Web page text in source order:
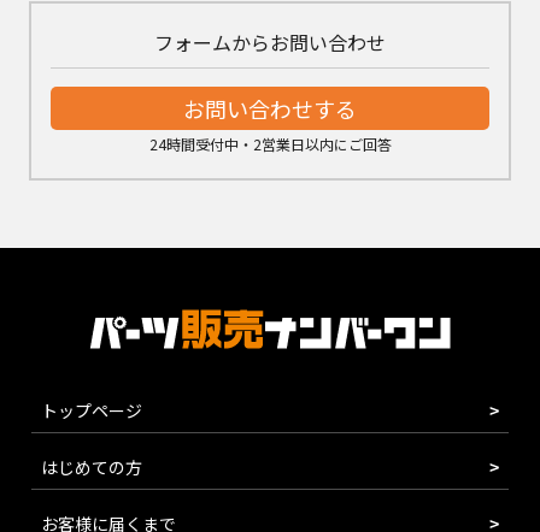
フォームからお問い合わせ
お問い合わせする
24時間受付中・2営業日以内にご回答
トップページ
はじめての方
お客様に届くまで